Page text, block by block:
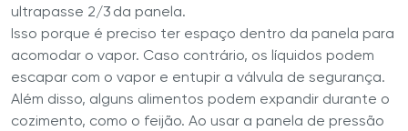
ultrapasse 2/3 da panela.
Isso porque é preciso ter espaço dentro da panela para
acomodar o vapor. Caso contrário, os líquidos podem
escapar com o vapor e entupir a válvula de segurança.
Além disso, alguns alimentos podem expandir durante o
cozimento, como o feijão. Ao usar a panela de pressão